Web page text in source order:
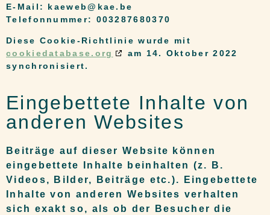
E-Mail: kaeweb@ kae.be
Telefonnummer: 003287680370
Diese Cookie-Richtlinie wurde mit
cookiedatabase.org
am 14. Oktober 2022
synchronisiert.
Eingebettete Inhalte von
anderen Websites
Beiträge auf dieser Website können
eingebettete Inhalte beinhalten (z. B.
Videos, Bilder, Beiträge etc.). Eingebettete
Inhalte von anderen Websites verhalten
sich exakt so, als ob der Besucher die